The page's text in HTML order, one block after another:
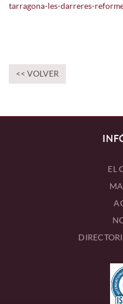
tarragona-les-darreres-
<< VOLVER
EL